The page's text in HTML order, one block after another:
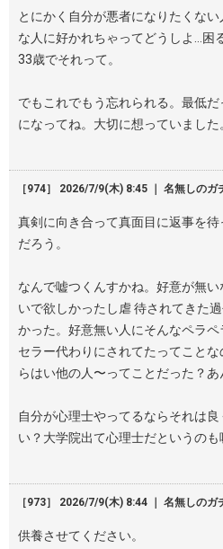
とにかく自分が悪者になりたくな
な人に好かれちゃってどうしよ…困
33歳でそれって。
でもこれでもう忘れられる。最低
になってね。大切に想っていました
［974］ 2026/7/9(木) 8:45 ｜ 名無しのガ
真剣に向き合って真面目に返事を
だろう。
なんで嘘つくんすかね。好意が無
いで欲しかったし虐 待されてきた
かった。好意無い人にそんなペラ
セラー代わりにされてたってこと
らはい他の人〜ってことだった？あ
自分が心理士やってるならそれは
い？大学院出て心理士だというのも
［973］ 2026/7/9(木) 8:44 ｜ 名無しのガ
供養させてください。